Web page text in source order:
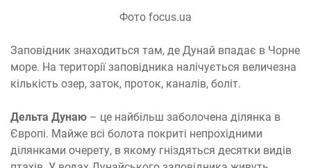
Фото focus.ua
Заповідник знаходиться там, де Дунай впадає в Чорне
море. На території заповідника налічується величезна
кількість озер, заток, проток, каналів, боліт.
Дельта Дунаю – це найбільш заболочена ділянка в
Європі. Майже всі болота покриті непрохідними
ділянками очерету, в якому гніздяться десятки видів